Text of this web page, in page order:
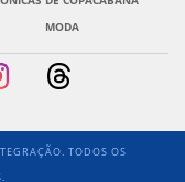
MODA
TODOS OS